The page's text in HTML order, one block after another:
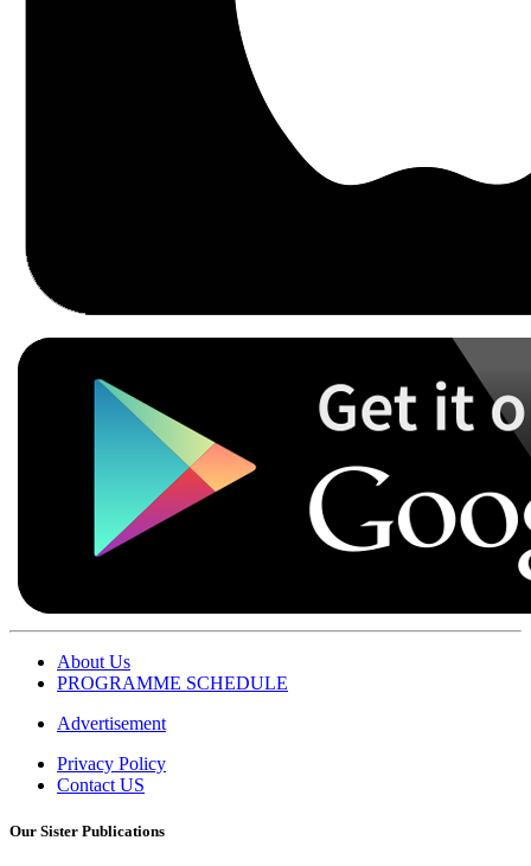
About Us
PROGRAMME SCHEDULE
Advertisement
Privacy Policy
Contact US
Our Sister Publications